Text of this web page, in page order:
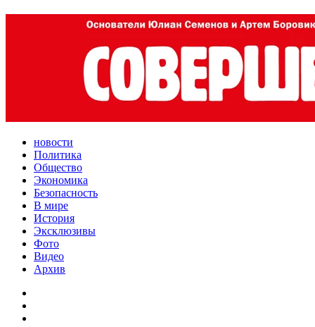
новости
Политика
Общество
Экономика
Безопасность
В мире
История
Эксклюзивы
Фото
Видео
Архив